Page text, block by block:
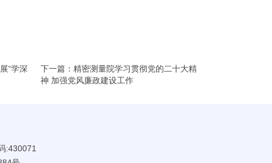
“学深
下一篇：精密测量院学习贯彻党的二十大精
神 加强党风廉政建设工作
:430071